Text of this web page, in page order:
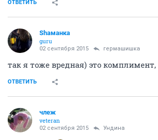
ОТВЕТИТЬ
Shаманка
guru
02 сентября 2015 гермашишка
так я тоже вредная) это
ОТВЕТИТЬ
члеж
veteran
02 сентября 2015 Ундинa